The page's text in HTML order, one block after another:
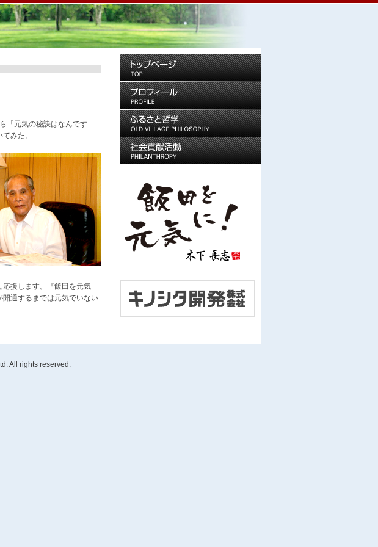
「元気の秘訣はなんです
みた。
援します。『飯田を元気
通するまでは元気でいない
All rights reserved.